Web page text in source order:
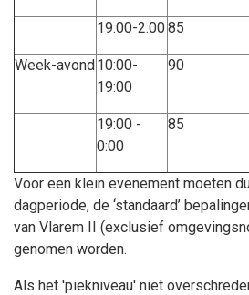
19:00-2:0085
Week-avond10:00-
19:00
90
19:00 -
0:00
85
Voor een klein evenement moeten
dagperiode, de ‘standaard’
van Vlarem II (exclusief
genomen worden.
Als het 'piekniveau' niet